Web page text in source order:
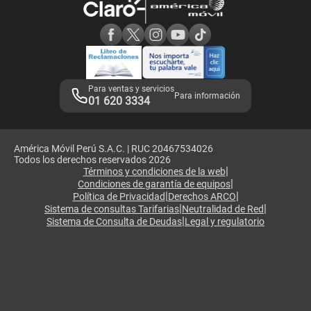
Adquirientes iPhone 6, 6S y SE
Mensaje de Seguridad
Términos y Condiciones de Tienda Claro
Libro de Reclamaciones
Legales de marketplace
Para ventas y servicios
01 620 3334 Para información
América Móvil Perú S.A.C. | RUC 20467534026
Todos los derechos reservados 2026
Términos y condiciones de la web|
Condiciones de garantía de equipos|
Política de Privacidad|Derechos ARCO|
Sistema de consultas Tarifarias|Neutralidad de Red|
Sistema de Consulta de Deudas|Legal y regulatorio